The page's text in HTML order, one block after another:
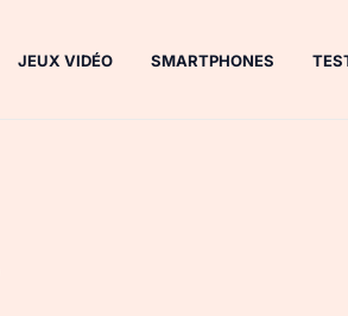
JEUX VIDÉO SMARTPHONES